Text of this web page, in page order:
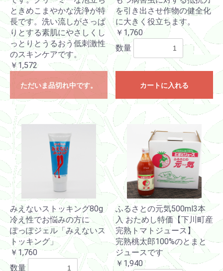
ときめこまやかな洗浄が特
長です。洗い流しがさっぱ
りとする素肌にやさしくし
っとりとうるおう低刺激性
のスキンケアです。
￥1,572
ただいま品切れ中です。
を引き出させ作物の健全化
に大きく役立ちます。
￥1,760
数量
カートに入れる
みえないストッキング80g
冷え性でお悩みの方に
ぽっぽジェル「みえないス
トッキング」
￥1,760
数量
ふるさとの元気500ml3本
入 おためし特価【下川町産
完熟トマトジュース】
完熟桃太郎100%のとまと
ジュースです
￥1,940